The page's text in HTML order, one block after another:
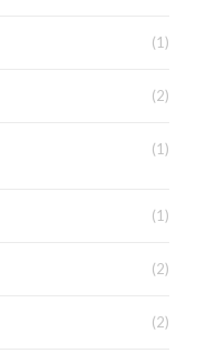
(1)
(2)
(1)
(1)
(2)
(2)